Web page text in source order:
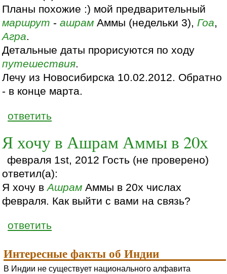
Планы похожие :) мой предварительный
маршрут -ашрам Аммы (недельки 3),Гоа,
Агра.
Детальные даты прорисуются по ходу
путешествия.
Лечу из Новосибирска 10.02.2012. Обратно
- в конце марта.
ответить
Я хочу в Ашрам Аммы в 20х
февраля 1st, 2012 Гость (не проверено)
ответил(а):
Я хочу вАшрам Аммы в 20х числах
февраля. Как выйти с вами на связь?
ответить
Интересные факты об Индии
В Индии не существует национального алфавита